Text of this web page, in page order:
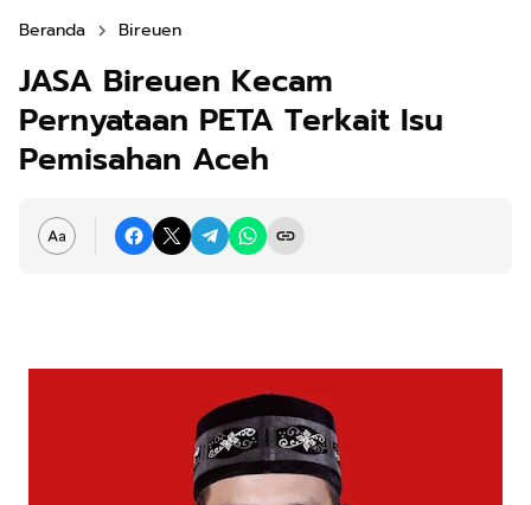
Beranda Bireuen
JASA Bireuen Kecam
Pernyataan PETA Terkait Isu
Pemisahan Aceh